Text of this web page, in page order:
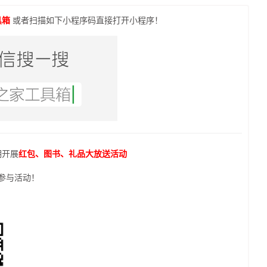
箱或者扫描如下小程序码直接打开小程序！
展红包、图书、礼品大放送活动
与活动！